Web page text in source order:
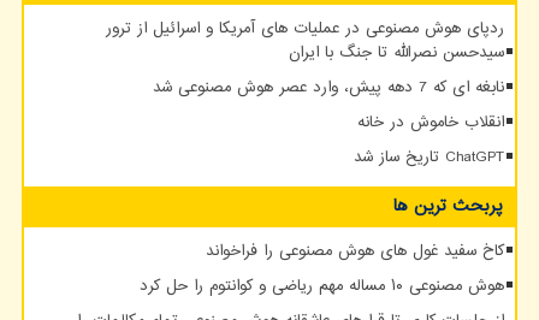
ردپای هوش مصنوعی در عملیات های آمریکا و اسرائیل از ترور
سیدحسن نصرالله تا جنگ با ایران
نابغه ای که 7 دهه پیش، وارد عصر هوش مصنوعی شد
انقلاب خاموش در خانه
ChatGPT تاریخ ساز شد
پربحث ترین ها
کاخ سفید غول های هوش مصنوعی را فراخواند
هوش مصنوعی ۱۰ مساله مهم ریاضی و کوانتوم را حل کرد